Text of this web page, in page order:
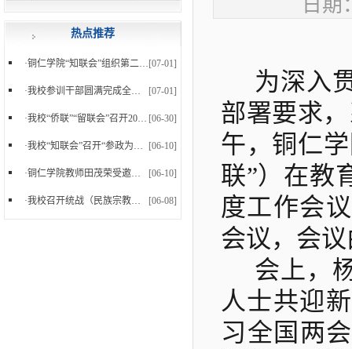
热点推荐
[07-01]
·铜仁学院“知联会”组织第二十小学教师开展急救知...
[07-01]
·我校参训干部圆满完成全省统战干部能力素质提升培训
[06-30]
·我校“侨联”“留联会”召开2026年第二季度联合学...
[06-10]
·我校“知联会”召开“参政为公、实干为民”主题教...
[06-10]
·铜仁学院教师田茂荣受邀回访四川美术学院开展学术...
[06-08]
·我校召开统战（民族宗教）工作领导小组会议暨2026...
日期
为深入
部署要求
午，铜仁
联”）在教
度工作会
会议，会
会 上，
人士共迎
习全国两